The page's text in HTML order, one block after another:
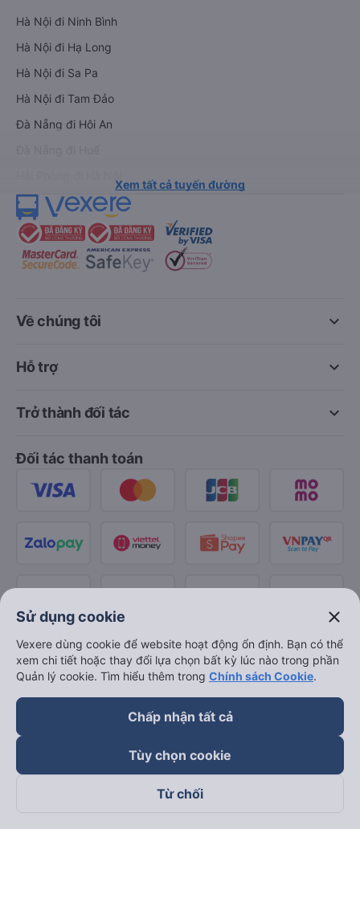
Hà Nội đi Ninh Bình
Hà Nội đi Hạ Long
Hà Nội đi Sa Pa
Hà Nội đi Tam Đảo
Đà Nẵng đi Hội An
Xem tất cả tuyến đường
keyboard_arrow_down
Về chúng tôi
keyboard_arrow_down
Hỗ trợ
keyboard_arrow_down
Trở thành đối tác
Đối tác thanh toán
Theo dõi chúng tôi trên
Sử dụng cookie close
Vexere dùng cookie để website hoạt động ổn định. Bạn có thể
xem chi tiết hoặc thay đổi lựa chọn bất kỳ lúc nào trong phần
Quản lý cookie. Tìm hiểu thêm trong Chính sách Cookie.
Chấp nhận tất cả
Tùy chọn cookie
Từ chối